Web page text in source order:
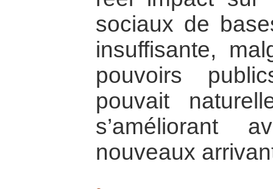
sociaux de
insuffisante,
pouvoirs
pouvait
s’améliorant
nouveaux